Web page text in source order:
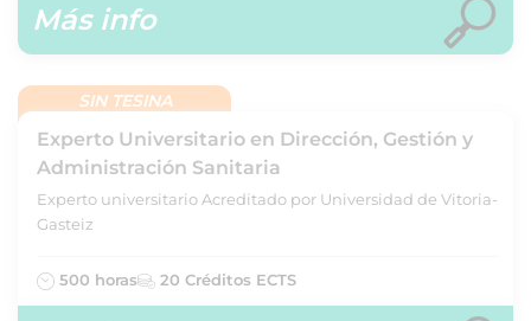
Más info
SIN TESINA
Experto Universitario en Dirección, Gestión y
Administración Sanitaria
Experto universitario Acreditado por Universidad de Vitoria-
Gasteiz
500 horas 20 Créditos ECTS